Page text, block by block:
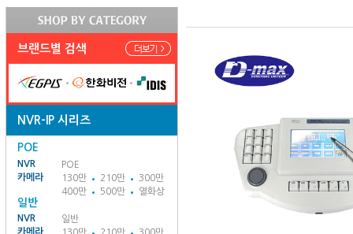
브랜드별 검색
NVR-IP 시리즈
POE
NVR
POE
카메라
130만 210만
300만
400만
500만 열화상
일반
NVR
일반
카메라